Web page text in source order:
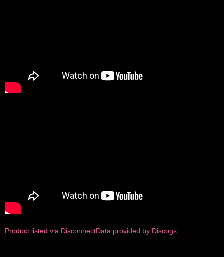
Product listed via DisconnectData provided by Discogs